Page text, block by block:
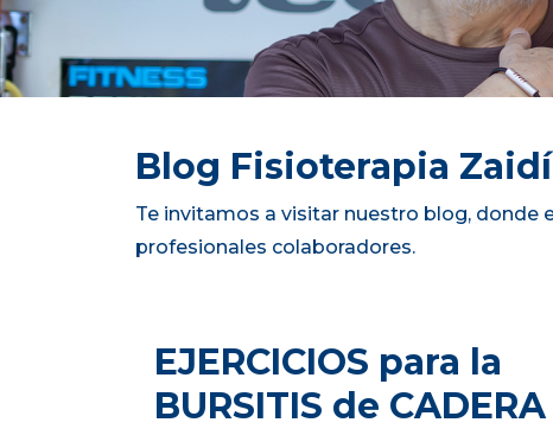
Blog Fisioterapia
Te invitamos a visitar nuestro blog,
profesionales colaboradores.
EJERCICIOS para la
BURSITIS de CADERA